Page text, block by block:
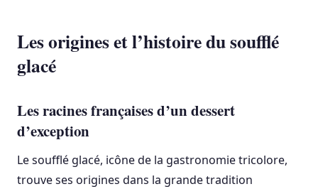
Les origines et l’histoire du soufflé
glacé
Les racines françaises d’un dessert
d’exception
Le soufflé glacé, icône de la gastronomie tricolore,
trouve ses origines dans la grande tradition